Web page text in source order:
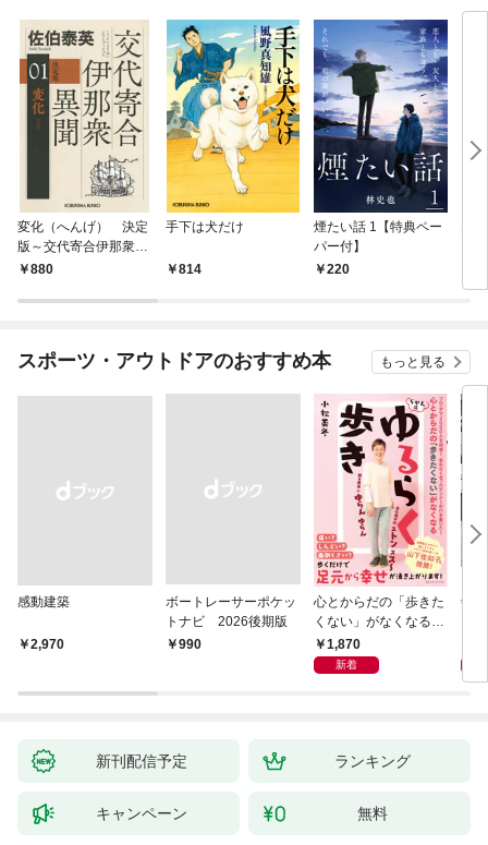
変化（へんげ） 決定
版～交代寄合伊那衆異
聞（1）～
880
手下は犬だけ
814
煙たい話 1【特典ペー
パー付】
220
スポーツ・アウトドアのおすすめ本 もっと見る
感動建築
￥2,970
ボートレーサーポケッ
トナビ 2026後期版
￥990
心とからだの「歩きた
くない」がなくなる
らせん流 ゆるらく歩
き
1,870
新着
剣
新刊配信予定 ランキング
キャンペーン 無料